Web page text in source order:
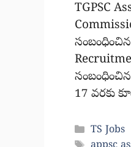
TGPSC
17 వరకు
TS Jobs